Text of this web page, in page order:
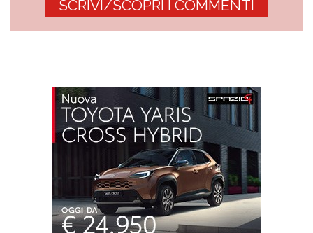
SCRIVI/SCOPRI I COMMENTI